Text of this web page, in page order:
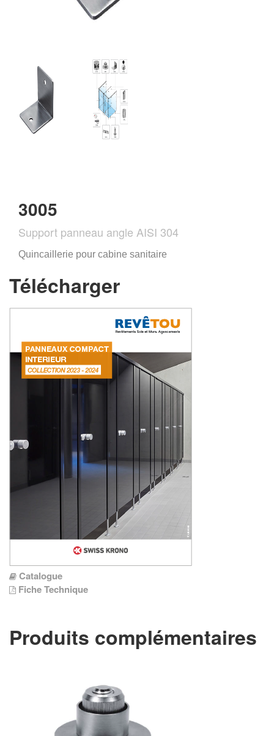
3005
Support panneau angle AISI 304
Quincaillerie pour cabine sanitaire
Télécharger
Catalogue
Fiche Technique
Produits complémentaires